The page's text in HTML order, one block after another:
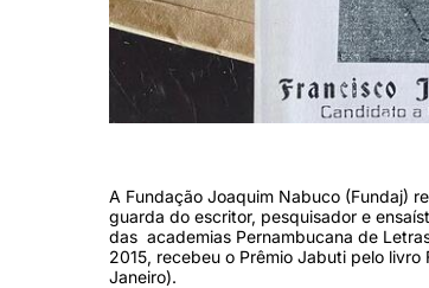
A Fundação Joaquim Nabuco (Fundaj)
guarda do escritor, pesquisador e
das academias Pernambucana de
2015, recebeu o Prêmio Jabuti pelo
Janeiro).